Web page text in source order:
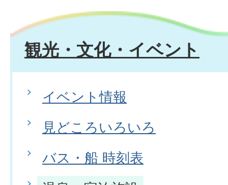
観光・文化・イベント
イベント情報
見どころいろいろ
バス・船 時刻表